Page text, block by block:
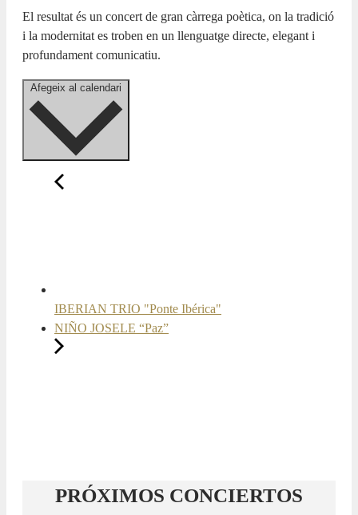
El resultat és un concert de gran càrrega poètica, on la tradició
i la modernitat es troben en un llenguatge directe, elegant i
profundament comunicatiu.
IBERIAN TRIO "Ponte Ibérica"
NIÑO JOSELE “Paz”
PRÓXIMOS CONCIERTOS